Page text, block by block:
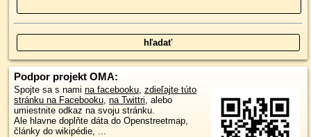
Podpor projekt OMA:
Spojte sa s nami na facebooku, zdieľajte túto
stránku na Facebooku, na Twittri, alebo
umiestnite odkaz na svoju stránku.
Ale hlavne doplňte dáta do Openstreetmap,
články do wikipédie, ...